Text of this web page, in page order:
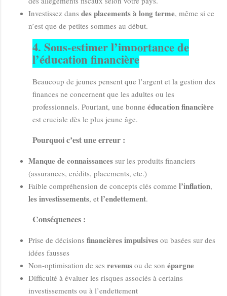
Investissez dans des placements à long terme, même si ce
n’est que de petites sommes au début.
4. Sous-estimer l’importance de
l’éducation financière
Beaucoup de jeunes pensent que l’argent et la gestion des
finances ne concernent que les adultes ou les
professionnels. Pourtant, une bonne éducation financière
est cruciale dès le plus jeune âge.
Pourquoi c’est une erreur :
Manque de connaissances sur les produits financiers
(assurances, crédits, placements, etc.)
Faible compréhension de concepts clés comme l’inflation,
les investissements, et l’endettement.
Conséquences :
Prise de décisions financières impulsives ou basées sur des
idées fausses
Non-optimisation de ses revenus ou de son épargne
Difficulté à évaluer les risques associés à certains
investissements ou à l’endettement